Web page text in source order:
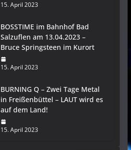
15. April 2023
BOSSTIME im Bahnhof Bad
Salzuflen am 13.04.2023 –
Bruce Springsteen im Kurort
15. April 2023
BURNING Q – Zwei Tage Metal
in Freißenbüttel – LAUT wird es
auf dem Land!
15. April 2023